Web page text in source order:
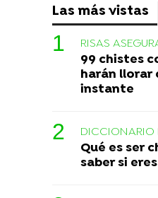
Las más vistas
RISAS
99 chistes
harán llorar
instante
DICCIONARIO
Qué es ser
saber si